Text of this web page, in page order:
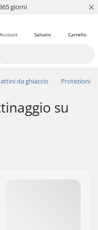
giorni ×
Carrello
Salvato
Account
da ghiaccio
Protezioni
su